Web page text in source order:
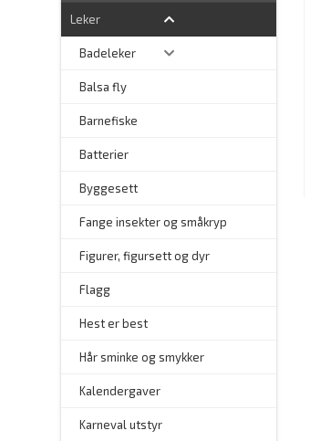
Leker
Badeleker
Balsa fly
Barnefiske
Batterier
Byggesett
Fange insekter og småkryp
Figurer, figursett og dyr
Flagg
Hest er best
Hår sminke og smykker
Kalendergaver
Karneval utstyr